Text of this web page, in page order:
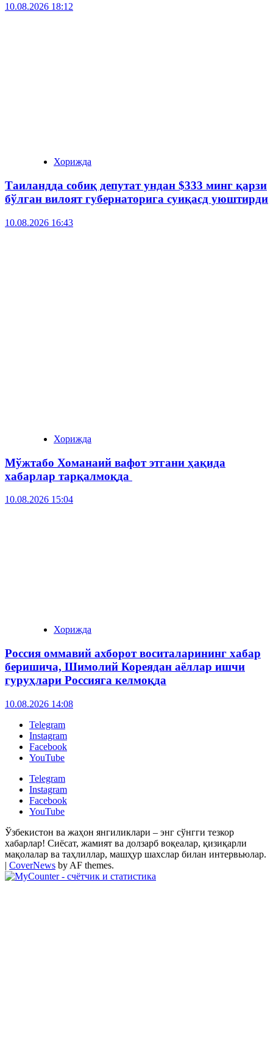
10.08.2026 18:12
Хорижда
Таиландда собиқ депутат ундан $333 минг қарзи
бўлган вилоят губернаторига суиқасд уюштирди
10.08.2026 16:43
Хорижда
Мўжтабо Хоманаий вафот этгани ҳақида
хабарлар тарқалмоқда
10.08.2026 15:04
Хорижда
Россия оммавий ахборот воситаларининг хабар
беришича, Шимолий Кореядан аёллар ишчи
гуруҳлари Россияга келмоқда
10.08.2026 14:08
Telegram
Instagram
Facebook
YouTube
Telegram
Instagram
Facebook
YouTube
Ўзбекистон ва жаҳон янгиликлари – энг сўнгги тезкор
хабарлар! Сиёсат, жамият ва долзарб воқеалар, қизиқарли
мақолалар ва таҳлиллар, машҳур шахслар билан интервьюлар.
| CoverNews by AF themes.